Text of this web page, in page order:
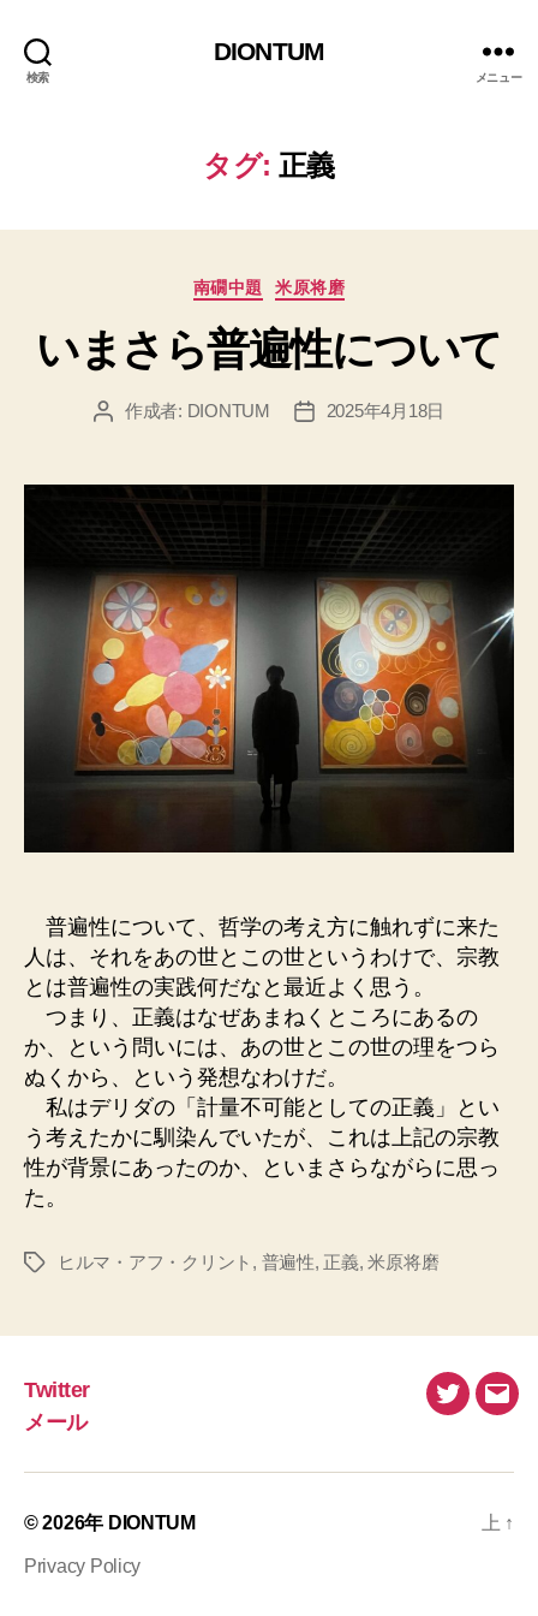
検索
DIONTUM
メニュー
タグ: 正義
カ
ゴ
リ
南礀中題 米原将磨
いまさら普遍性について
投 作成者: DIONTUM
投
2025年4月18日
普遍性について、哲学の考え方に触れずに来た
人は、それをあの世とこの世というわけで、宗教
とは普遍性の実践何だなと最近よく思う。
つまり、正義はなぜあまねくところにあるの
か、という問いには、あの世とこの世の理をつら
ぬくから、という発想なわけだ。
私はデリダの「計量不可能としての正義」とい
う考えたかに馴染んでいたが、これは上記の宗教
性が背景にあったのか、といまさらながらに思っ
た。
タ
ヒルマ・アフ・クリント , 普遍性, 正義,米原将磨
Twitter
メール
Twitterメ
ル
© 2026年 DIONTUM
Privacy Policy
上 ↑